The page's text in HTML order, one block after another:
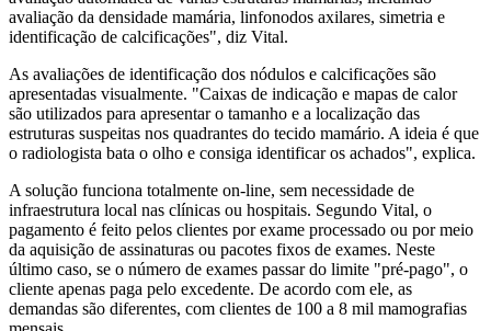
avaliação da densidade mamária, linfonodos axilares, simetria e
identificação de calcificações", diz Vital.
As avaliações de identificação dos nódulos e calcificações são
apresentadas visualmente. "Caixas de indicação e mapas de calor
são utilizados para apresentar o tamanho e a localização das
estruturas suspeitas nos quadrantes do tecido mamário. A ideia é que
o radiologista bata o olho e consiga identificar os achados", explica.
A solução funciona totalmente on-line, sem necessidade de
infraestrutura local nas clínicas ou hospitais. Segundo Vital, o
pagamento é feito pelos clientes por exame processado ou por meio
da aquisição de assinaturas ou pacotes fixos de exames. Neste
último caso, se o número de exames passar do limite "pré-pago", o
cliente apenas paga pelo excedente. De acordo com ele, as
demandas são diferentes, com clientes de 100 a 8 mil mamografias